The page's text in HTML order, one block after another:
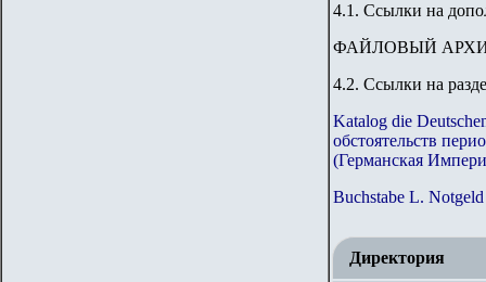
4.1. Ссылки на
ФАЙЛОВЫЙ
4.2. Ссылки на
Katalog die
обстоятельств
(Германская
Buchstabe L.
Директория